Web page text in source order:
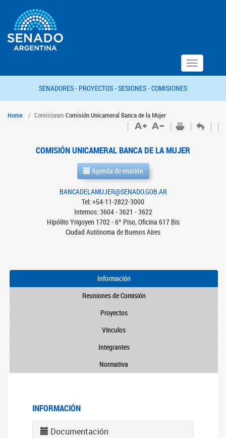
Toggle
navigation
SENADORES - PROYECTOS -SESIONES -COMISIONES
Home Comisiones Comisión Unicameral Banca de la Mujer
COMISIÓN UNICAMERAL BANCA DE LA MUJER
Agenda de reunión
BANCADELAMUJER@SENADO.GOB.AR
Tel: +54-11-2822-3000
Internos: 3604 - 3621 - 3622
Hipólito Yrigoyen 1702 - 6º Piso, Oficina 617 Bis
Ciudad Autónoma de Buenos Aires
Información
Reuniones de Comisión
Proyectos
Vínculos
Integrantes
Normativa
INFORMACIÓN
Documentación